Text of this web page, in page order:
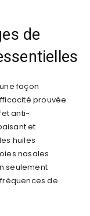
de
façon
prouvée
anti-
et
huiles
nasales
seulement
de